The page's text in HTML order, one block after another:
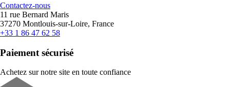
Contactez-nous
11 rue Bernard Maris
37270 Montlouis-sur-Loire, France
+33 1 86 47 62 58
Paiement sécurisé
Achetez sur notre site en toute confiance